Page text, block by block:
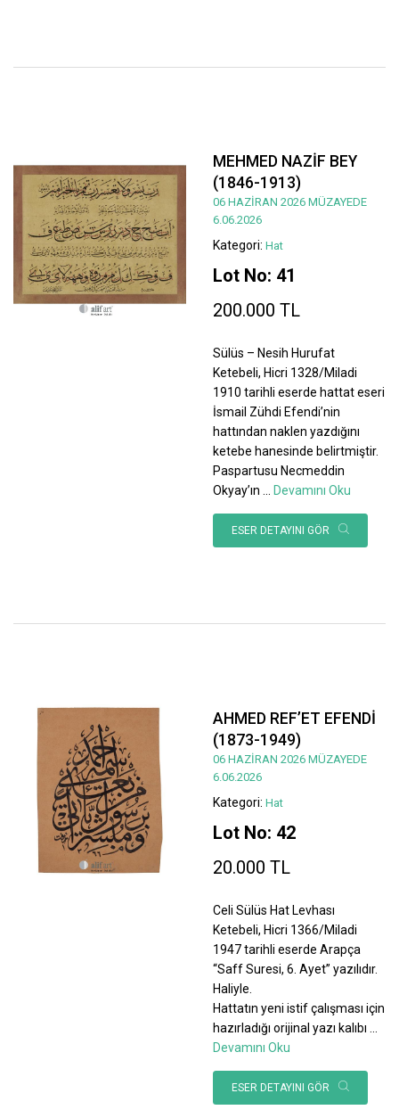
MEHMED NAZİF BEY
(1846-1913)
06 HAZİRAN 2026 MÜZAYEDE
6.06.2026
Kategori: Hat
Lot No: 41
200.000 TL
Sülüs – Nesih Hurufat
Ketebeli, Hicri 1328/Miladi
1910 tarihli eserde hattat eseri
İsmail Zühdi Efendi’nin
hattından naklen yazdığını
ketebe hanesinde belirtmiştir.
Paspartusu Necmeddin
Okyay’ın
Devamını Oku
ESER DETAYINI GÖR
AHMED REF’ET EFENDİ
(1873-1949)
06 HAZİRAN 2026 MÜZAYEDE
6.06.2026
Kategori: Hat
Lot No: 42
20.000 TL
Celi Sülüs Hat Levhası
Ketebeli, Hicri 1366/Miladi
1947 tarihli eserde Arapça
“Saff Suresi, 6. Ayet” yazılıdır.
Haliyle.
Hattatın yeni istif çalışması için
hazırladığı orijinal yazı kalıbı
Devamını Oku
ESER DETAYINI GÖR